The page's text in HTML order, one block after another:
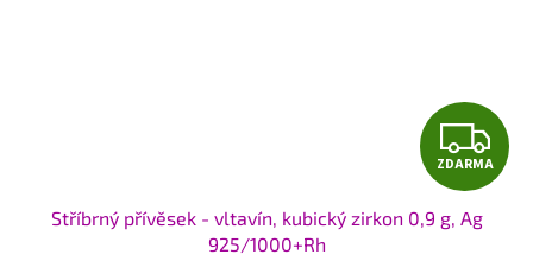
Z
D
ZDARMA
Stříbrný přívěsek - vltavín, kubický zirkon 0,9 g, Ag
925/1000+Rh